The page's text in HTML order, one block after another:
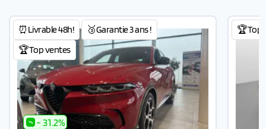
⏰Livrable 48h!
🥉Garantie 3 ans !
🏆Top ventes
- 31.2%
🏆Top